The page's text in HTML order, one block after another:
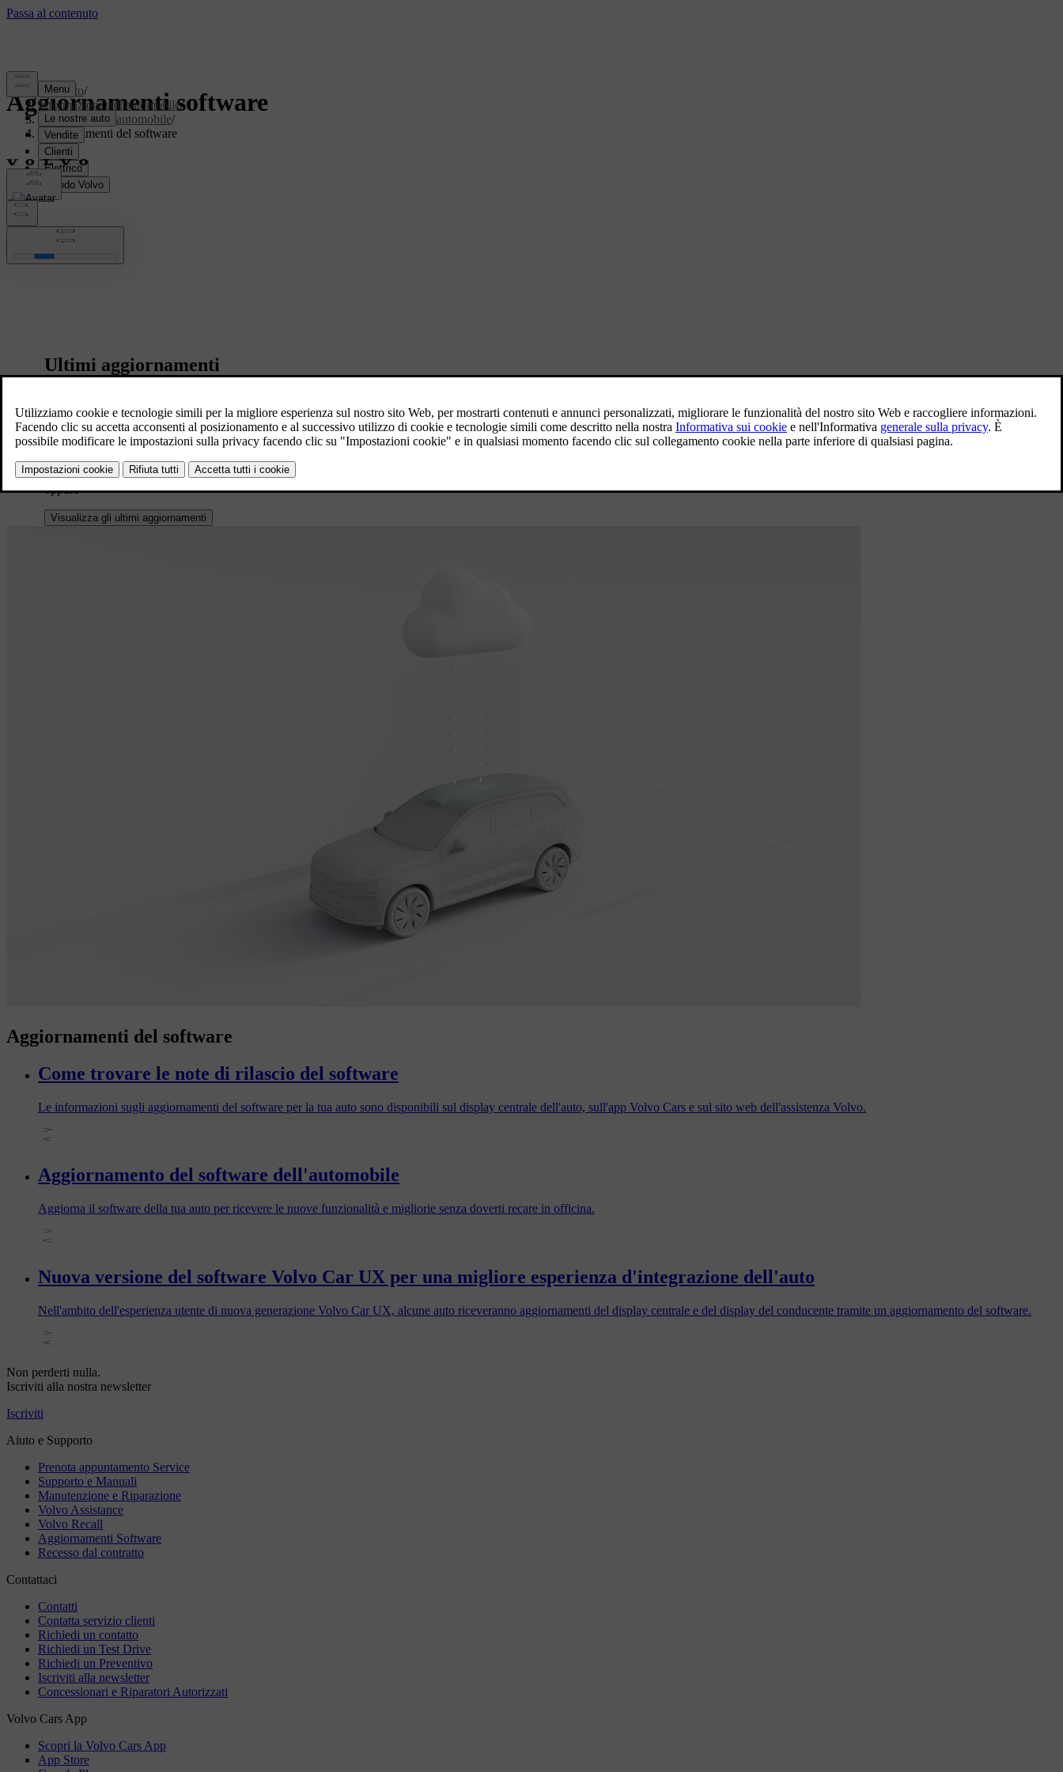
Supporto/
Informazioni sull'automobile/
Software dell'automobile/
Aggiornamenti del software
Aggiornamenti software
Ultimi aggiornamenti
Scopra quali miglioramenti sono stati apportati nell'ultimo aggiornamento delle sue auto.
Targa di immatricolazione o VIN
oppure
Visualizza gli ultimi aggiornamenti
Aggiornamenti del software
Come trovare le note di rilascio del software
Le informazioni sugli aggiornamenti del software per la tua auto sono disponibili sul display centrale dell'auto, sull'app Volvo Cars e sul sito web dell'assistenza Volvo.
Aggiornamento del software dell'automobile
Aggiorna il software della tua auto per ricevere le nuove funzionalità e migliorie senza doverti recare in officina.
Nuova versione del software Volvo Car UX per una migliore esperienza d'integrazione dell'auto
Nell'ambito dell'esperienza utente di nuova generazione Volvo Car UX, alcune auto riceveranno aggiornamenti del display centrale e del display del conducente tramite un aggiornamento del software.